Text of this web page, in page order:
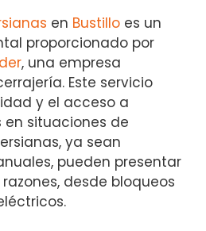
en Bustillo es un
proporcionado por
, una empresa
Este servicio
y el acceso a
situaciones de
ya sean
pueden presentar
desde bloqueos